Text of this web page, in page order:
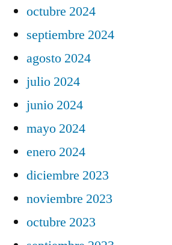
octubre 2024
septiembre 2024
agosto 2024
julio 2024
junio 2024
mayo 2024
enero 2024
diciembre 2023
noviembre 2023
octubre 2023